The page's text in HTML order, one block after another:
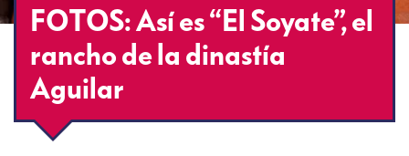
FOTOS: Así es “El Soyate”, el
rancho de la dinastía
Aguilar